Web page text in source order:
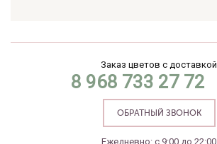
Заказ цветов с доставкой
8 968 733 27 72
ОБРАТНЫЙ ЗВОНОК
Ежедневно: с 9:00 до 22:00